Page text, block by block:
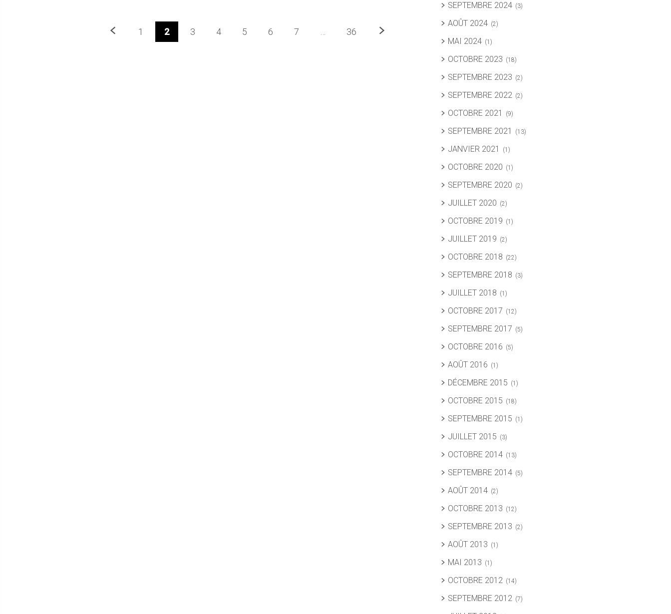
Précedent
1 2 3 4 5 6 7 36 Prochaine
SEPTEMBRE 2024 (3)
AOÛT 2024 (2)
MAI 2024 (1)
OCTOBRE 2023 (18)
SEPTEMBRE 2023 (2)
SEPTEMBRE 2022 (2)
OCTOBRE 2021 (9)
SEPTEMBRE 2021 (13)
JANVIER 2021 (1)
OCTOBRE 2020 (1)
SEPTEMBRE 2020 (2)
JUILLET 2020 (2)
OCTOBRE 2019 (1)
JUILLET 2019 (2)
OCTOBRE 2018 (22)
SEPTEMBRE 2018 (3)
JUILLET 2018 (1)
OCTOBRE 2017 (12)
SEPTEMBRE 2017 (5)
OCTOBRE 2016 (5)
AOÛT 2016 (1)
DÉCEMBRE 2015 (1)
OCTOBRE 2015 (18)
SEPTEMBRE 2015 (1)
JUILLET 2015 (3)
OCTOBRE 2014 (13)
SEPTEMBRE 2014 (5)
AOÛT 2014 (2)
OCTOBRE 2013 (12)
SEPTEMBRE 2013 (2)
AOÛT 2013 (1)
MAI 2013 (1)
OCTOBRE 2012 (14)
SEPTEMBRE 2012 (7)